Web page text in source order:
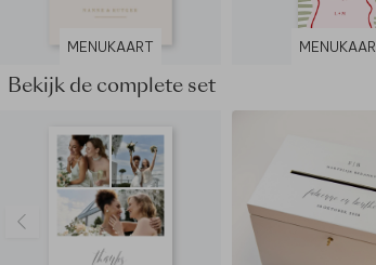
MENUKAART
Bekijk de complete set